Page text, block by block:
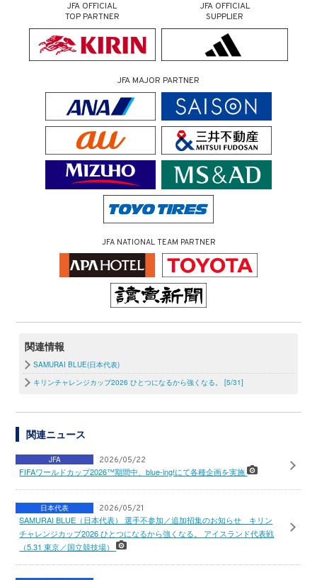
JFA OFFICIAL
TOP PARTNER
JFA OFFICIAL
SUPPLIER
JFA MAJOR PARTNER
JFA NATIONAL TEAM PARTNER
関連情報
SAMURAI BLUE(日本代表)
キリンチャレンジカップ2026 ひとつになるから強くなる。 [5/31]
関連ニュース
JFA 2026/05/22
FIFAワールドカップ2026™期間中、blue-ing!にて各種企画を実施
日本代表 2026/05/21
SAMURAI BLUE（日本代表） 選手不参加／追加招集のお知らせ キリン
チャレンジカップ2026 ひとつになるから強くなる。 アイスランド代表戦
（5.31 東京／国立競技場）